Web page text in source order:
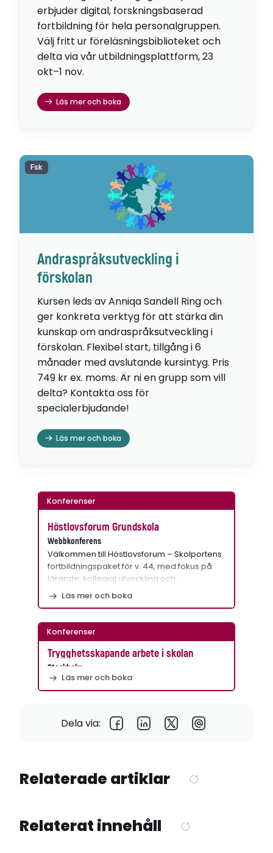
erbjuder digital, forskningsbaserad
fortbildning för hela personalgruppen.
Välj fritt ur föreläsningsbiblioteket och
delta via vår utbildningsplattform, 23
okt–1 nov.
Läs mer och boka
Andraspråksutveckling i
förskolan
Kursen leds av Anniqa Sandell Ring och
ger konkreta verktyg för att stärka din
kunskap om andraspråksutveckling i
förskolan. Flexibel start, tillgång i 6
månader med avslutande kursintyg. Pris
749 kr ex. moms. Är ni en grupp som vill
delta? Kontakta oss för
specialerbjudande!
Läs mer och boka
Fsk
Konferenser
Höstlovsforum Grundskola
Webbkonferens
Välkommen till Höstlovsforum – Skolportens
fortbildningspaket för v. 44, med fokus på
lärande, kollegial utveckling och…
Läs mer och boka
Konferenser
Trygghetsskapande arbete i skolan
Stockholm
Läs mer och boka
Dela via:
Relaterade artiklar
Relaterat innehåll